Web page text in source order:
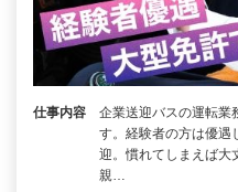
仕事内容
企業送迎バスの運転業
す。経験者の方は優遇
迎。慣れてしまえば大
親…